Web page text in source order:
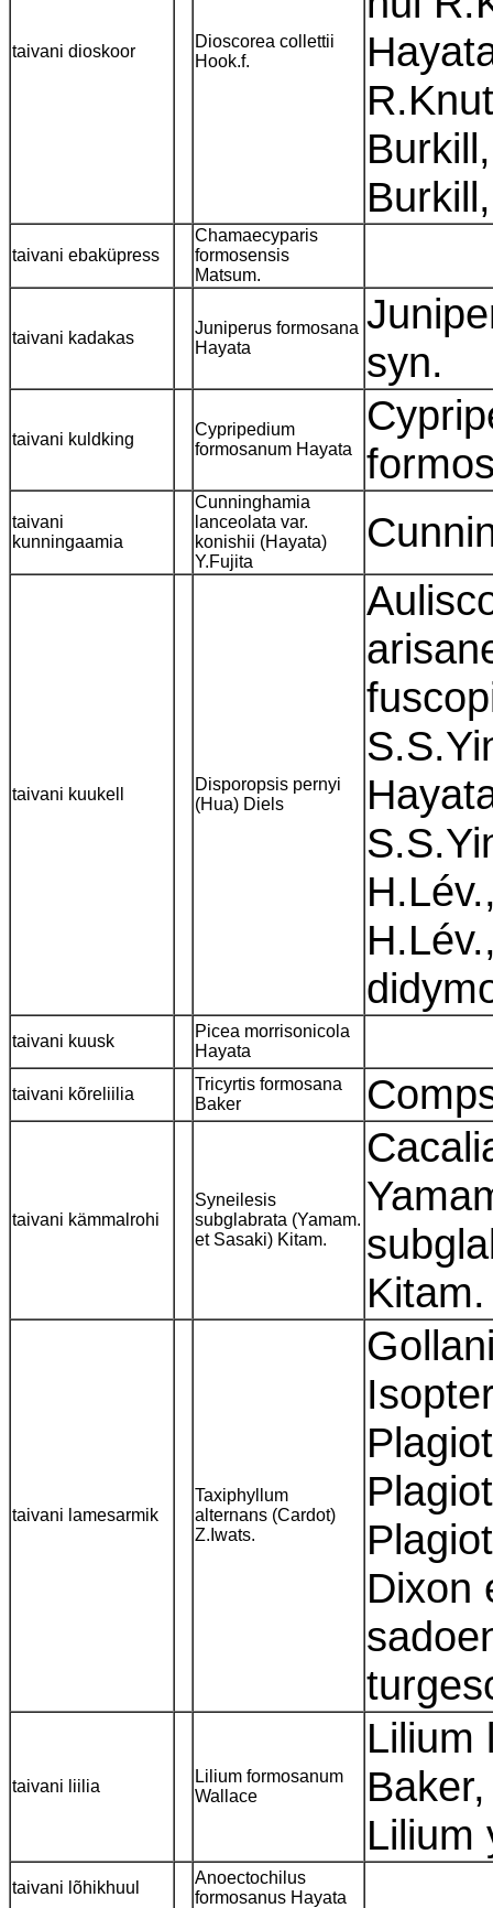
taivani dioskoor
Dioscorea collettii
Hook.f.
taivani ebaküpress
Chamaecyparis
formosensis
Matsum.
taivani kadakas
Juniperus formosana
Hayata
syn.
taivani kuldking
Cypripedium
formosanum Hayata
taivani
kunningaamia
Cunninghamia
lanceolata var.
konishii (Hayata)
Y.Fujita
taivani kuukell
Disporopsis pernyi
(Hua) Diels
taivani kuusk
Picea morrisonicola
Hayata
taivani kõreliilia
Tricyrtis formosana
Baker
taivani kämmalrohi
Syneilesis
subglabrata (Yamam.
et Sasaki) Kitam.
taivani lamesarmik
Taxiphyllum
alternans (Cardot)
Z.Iwats.
Dixon
taivani liilia
Lilium formosanum
Wallace
Lilium
Lilium
taivani lõhikhuul
Anoectochilus
formosanus Hayata